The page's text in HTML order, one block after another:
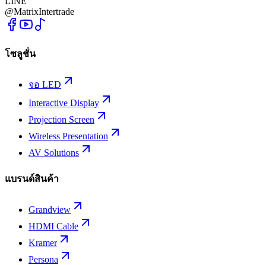
@MatrixIntertrade
โซลูชั่น
จอ LED
Interactive Display
Projection Screen
Wireless Presentation
AV Solutions
แบรนด์สินค้า
Grandview
HDMI Cable
Kramer
Persona